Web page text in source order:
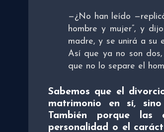
—¿No han leído
hombre y mujer”, y
madre, y se unirá a su
Así que ya no son
que no lo separe el
Sabemos que el
matrimonio en sí,
También porque las
personalidad o el